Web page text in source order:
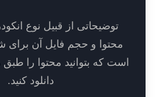
توضیحاتی از قبیل نوع انکودر و
و حجم فایل آن برای شما قرار
که بتوانید محتوا را طبق میل خود
دانلود کنید.